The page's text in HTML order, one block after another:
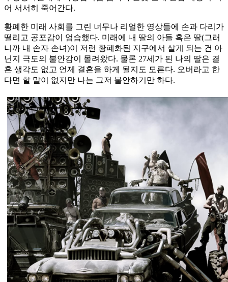
어 서서히 죽어간다.
황폐한 미래 사회를 그린 너무나 리얼한 영상들에 손과 다리가
떨리고 공포감이 엄습했다. 미래에 내 딸의 아들 혹은 딸(그러
니까 내 손자 손녀)이 저런 황폐화된 지구에서 살게 되는 건 아
닌지 극도의 불안감이 몰려왔다. 물론 27세가 된 나의 딸은 결
혼 생각도 없고 언제 결혼을 하게 될지도 모른다. 오버라고 한
다면 할 말이 없지만 나는 그저 불안하기만 하다.